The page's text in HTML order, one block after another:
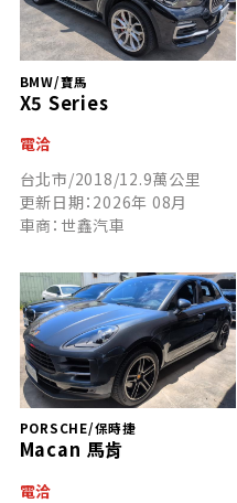
BMW/寶馬
X5 Series
電洽
台北市/2018/12.9萬公里
更新日期：2026年 08月
車商：世鑫汽車
PORSCHE/保時捷
Macan 馬肯
電洽